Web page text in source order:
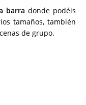
barra donde podéis
tamaños, también
de grupo.